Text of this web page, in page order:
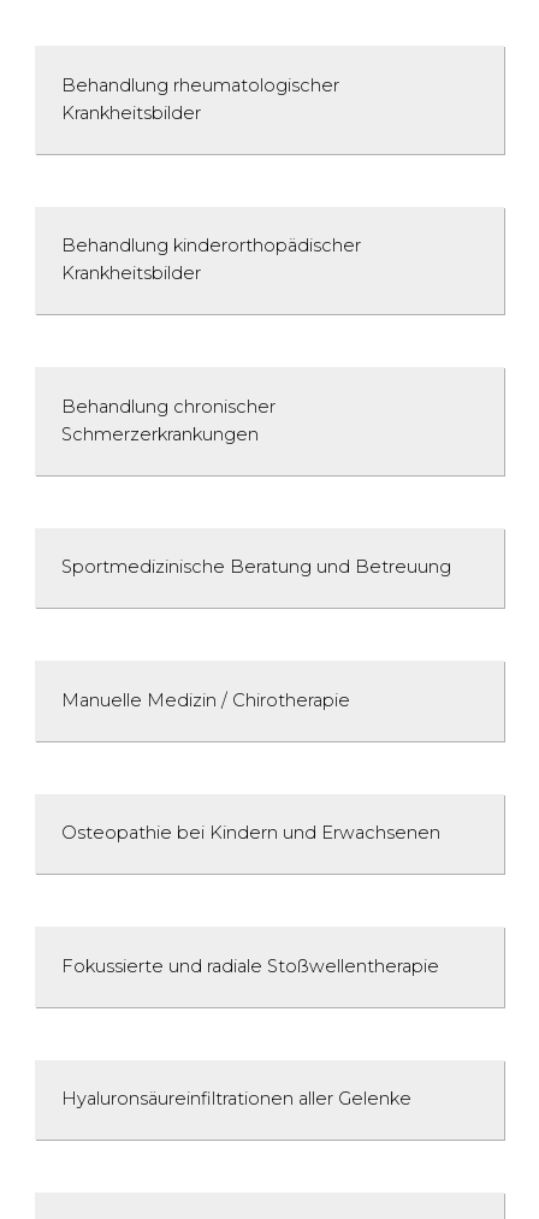
Behandlung rheumato­logischer
Krankheitsbilder
Behandlung kinderorthopädischer
Krankheitsbilder
Behandlung chronischer
Schmerzerkrankungen
Sportmedizinische Beratung und Betreuung
Manuelle Medizin / Chirotherapie
Osteopathie bei Kindern und Erwachsenen
Fokussierte und radiale Stoßwellentherapie
Hyaluronsäureinfiltrationen aller Gelenke